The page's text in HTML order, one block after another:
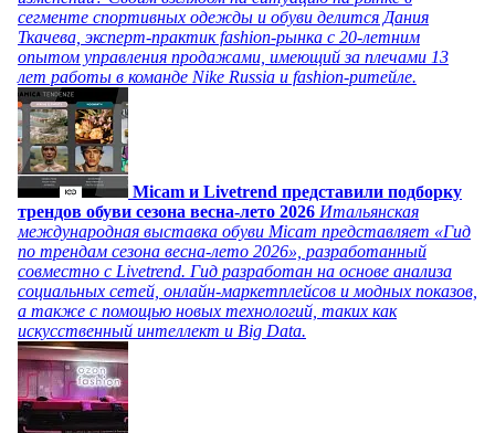
сегменте спортивных одежды и обуви делится Дания
Ткачева, эксперт-практик fashion-рынка с 20-летним
опытом управления продажами, имеющий за плечами 13
лет работы в команде Nike Russia и fashion-ритейле.
Micam и Livetrend представили подборку
трендов обуви сезона весна-лето 2026 Итальянская
международная выставка обуви Micam представляет «Гид
по трендам сезона весна-лето 2026», разработанный
совместно с Livetrend. Гид разработан на основе анализа
социальных сетей, онлайн-маркетплейсов и модных показов,
а также с помощью новых технологий, таких как
искусственный интеллект и Big Data.